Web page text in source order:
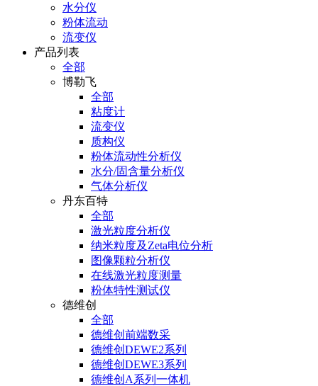
水分仪
粉体流动
流变仪
产品列表
全部
博勒飞
全部
粘度计
流变仪
质构仪
粉体流动性分析仪
水分/固含量分析仪
气体分析仪
丹东百特
全部
激光粒度分析仪
纳米粒度及Zeta电位分析
图像颗粒分析仪
在线激光粒度测量
粉体特性测试仪
德维创
全部
德维创前端数采
德维创DEWE2系列
德维创DEWE3系列
德维创A系列一体机